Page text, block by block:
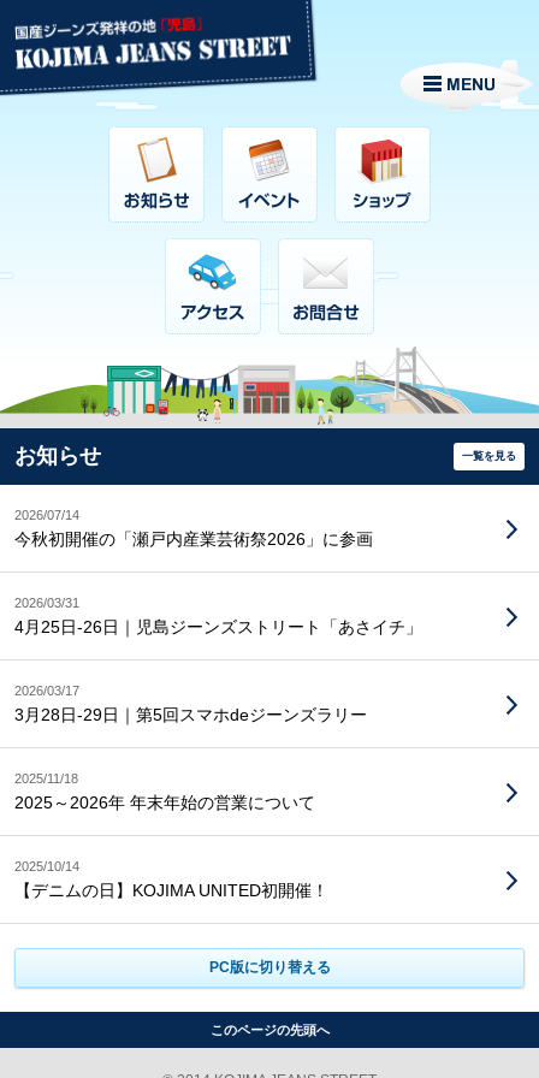
お知らせ 一覧を見る
2026/07/14
今秋初開催の「瀬戸内産業芸術祭2026」に参画
2026/03/31
4月25日-26日｜児島ジーンズストリート「あさイチ」
2026/03/17
3月28日-29日｜第5回スマホdeジーンズラリー
2025/11/18
2025～2026年 年末年始の営業について
2025/10/14
【デニムの日】KOJIMA UNITED初開催！
PC版に切り替える
このページの先頭へ